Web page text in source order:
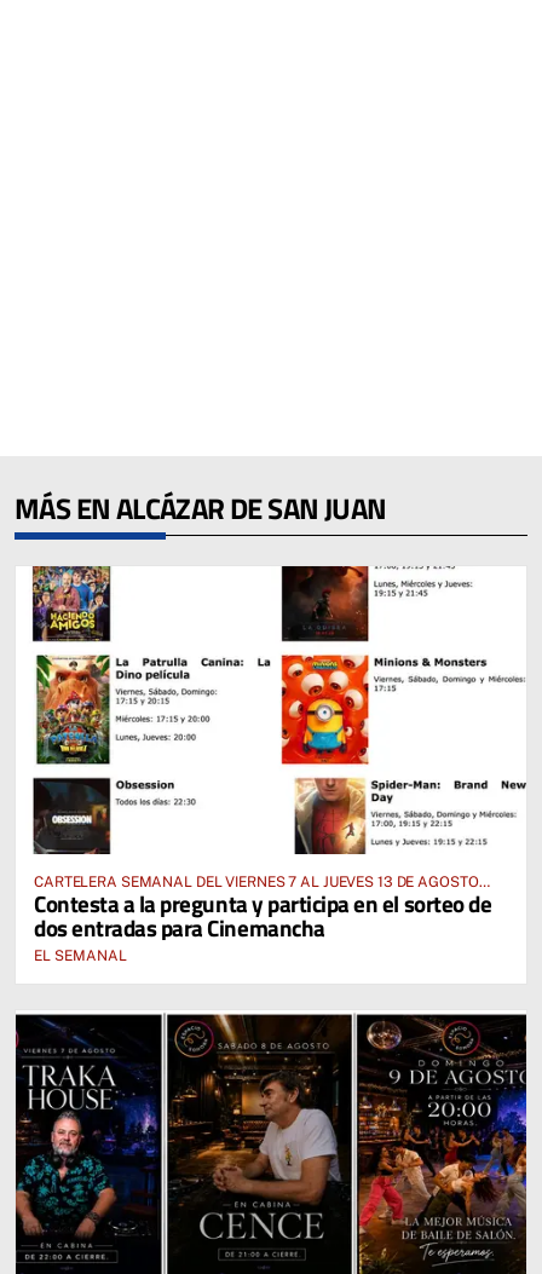
MÁS EN ALCÁZAR DE SAN JUAN
CARTELERA SEMANAL DEL VIERNES 7 AL JUEVES 13 DE AGOSTO
2026
Contesta a la pregunta y participa en el sorteo de
dos entradas para Cinemancha
EL SEMANAL